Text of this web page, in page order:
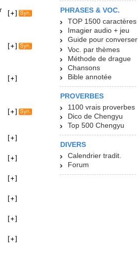
PHRASES & VOC.
TOP 1500 caractères
Imagier audio + jeu
Guide pour converser
Voc. par thèmes
Méthode de drague
Chansons
Bible annotée
PROVERBES
1100 vrais proverbes
Dico de Chengyu
Top 500 Chengyu
DIVERS
Calendrier tradit.
Forum